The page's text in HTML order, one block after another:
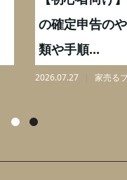
の確定申告の
類や手順...
2026.07.27 家売る